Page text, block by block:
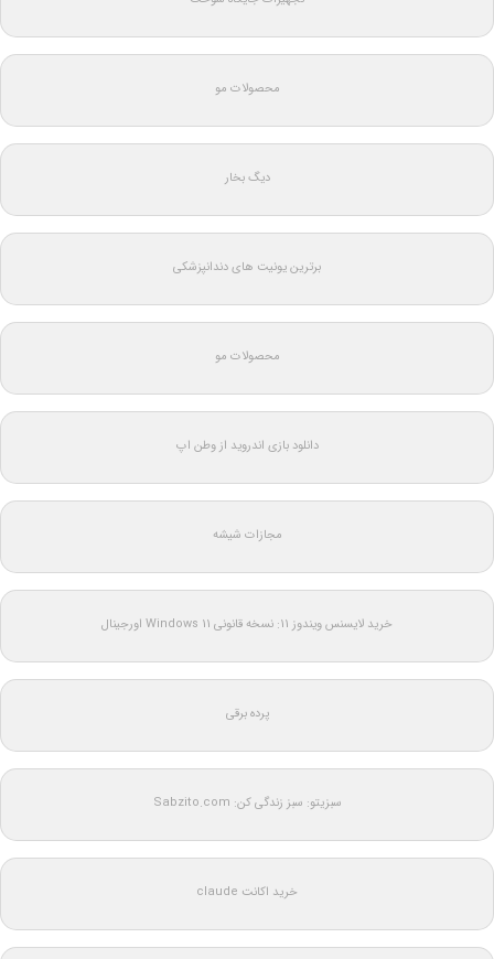
محصولات مو
دیگ بخار
برترین یونیت های دندانپزشکی
محصولات مو
دانلود بازی اندروید از وطن اپ
مجازات شیشه
خرید لایسنس ویندوز 11: نسخه قانونی Windows 11 اورجینال
پرده برقی
سبزیتو: سبز زندگی کن: Sabzito.com
خرید اکانت claude